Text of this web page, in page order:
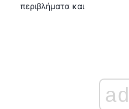
περιβλήματα και
ad